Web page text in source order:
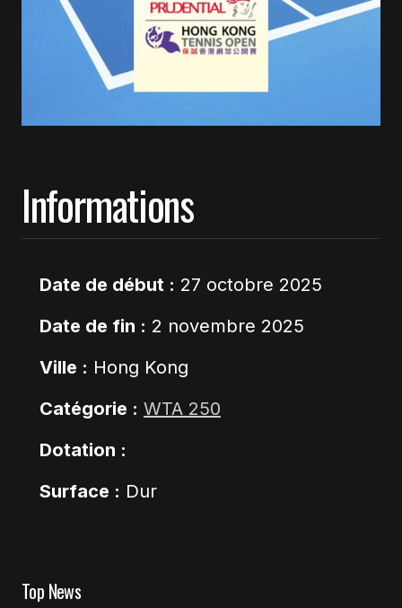
Informations
Date de début : 27 octobre 2025
Date de fin : 2 novembre 2025
Ville : Hong Kong
Catégorie : WTA 250
Dotation :
Surface : Dur
Top News